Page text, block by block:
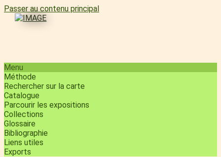
Passer au contenu principal
Menu
Méthode
Rechercher sur la carte
Catalogue
Parcourir les expositions
Collections
Glossaire
Bibliographie
Liens utiles
Exports